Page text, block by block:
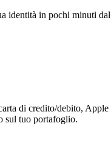
identità in pochi minuti dal
di credito/debito, Apple
sul tuo portafoglio.